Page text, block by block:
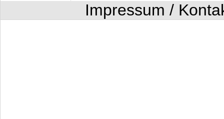
Impressum /